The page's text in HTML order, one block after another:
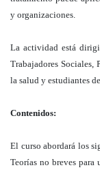
y organizaciones.
La actividad está
Trabajadores Sociales,
la salud y estudiantes
Contenidos:
El curso abordará los
Teorías no breves